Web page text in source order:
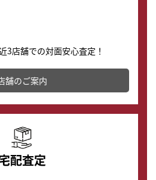
3店舗での対面安心査定！
す。渋谷本店では、時計販売の
取りに出してお得に新しい時計
舗のご案内
配査定